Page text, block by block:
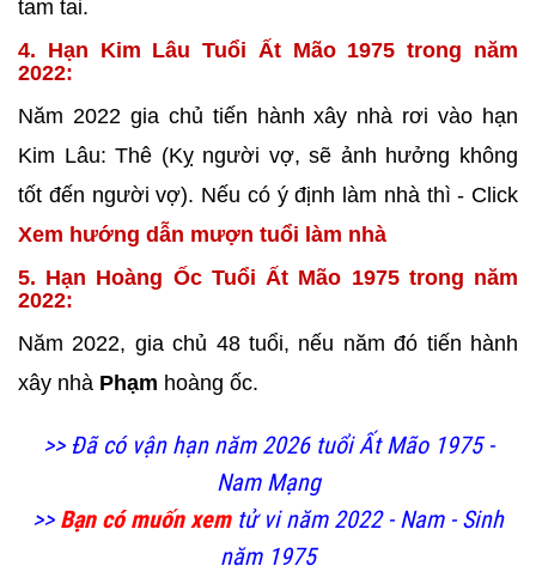
tam tai.
4. Hạn Kim Lâu Tuổi Ất Mão 1975 trong năm
2022:
Năm 2022 gia chủ tiến hành xây nhà rơi vào hạn
Kim Lâu: Thê (Kỵ người vợ, sẽ ảnh hưởng không
tốt đến người vợ). Nếu có ý định làm nhà thì - Click
Xem hướng dẫn mượn tuổi làm nhà
5. Hạn Hoàng Ốc Tuổi Ất Mão 1975 trong năm
2022:
Năm 2022, gia chủ 48 tuổi, nếu năm đó tiến hành
xây nhà Phạm hoàng ốc.
>> Đã có vận hạn năm 2026 tuổi Ất Mão 1975 -
Nam Mạng
>> Bạn có muốn xemtử vi năm 2022 - Nam - Sinh
năm 1975